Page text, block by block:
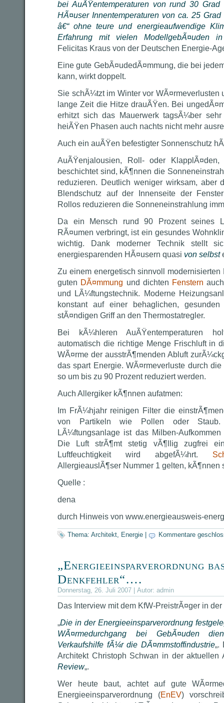
bei AuÃŸentemperaturen von rund 30 Grad
HÃ¤user Innentemperaturen von ca. 25
â€“ ohne teure und energieaufwendige
Erfahrung mit vielen ModellgebÃ¤uden
Felicitas Kraus von der Deutschen Energie-
Eine gute GebÃ¤udedÃ¤mmung, die bei
kann, wirkt doppelt.
Sie schÃ¼tzt im Winter vor WÃ¤rmeverlusten
lange Zeit die Hitze drauÃŸen. Bei
erhitzt sich das Mauerwerk tagsÃ¼ber
heiÃŸen Phasen auch nachts nicht mehr
Auch ein auÃŸen befestigter Sonnenschutz
AuÃŸenjalousien, Roll- oder
beschichtet sind, kÃ¶nnen die
reduzieren. Deutlich weniger wirksam, aber
Blendschutz auf der Innenseite der
Rollos reduzieren die Sonneneinstrahlung
Da ein Mensch rund 90 Prozent seines
RÃ¤umen verbringt, ist ein gesundes
wichtig. Dank moderner Technik stellt
energiesparenden HÃ¤usern quasi von selbst
Zu einem energetisch sinnvoll
guten DÃ¤mmung und dichten Fenstern
und LÃ¼ftungstechnik. Moderne
konstant auf einer behaglichen,
stÃ¤ndigen Griff an den Thermostatregler.
Bei kÃ¼hleren AuÃŸentemperaturen
automatisch die richtige Menge Frischluft in
WÃ¤rme der ausstrÃ¶menden Abluft
das spart Energie. WÃ¤rmeverluste durch
so um bis zu 90 Prozent reduziert werden.
Auch Allergiker kÃ¶nnen aufatmen:
Im FrÃ¼hjahr reinigen Filter die
von Partikeln wie Pollen oder Staub.
LÃ¼ftungsanlage ist das Milben-
Die Luft strÃ¶mt stetig vÃ¶llig zugfrei
Luftfeuchtigkeit wird abgefÃ¼hrt.
AllergieauslÃ¶ser Nummer 1 gelten, kÃ¶nnen
Quelle :
dena
durch Hinweis von www.energieausweis-
Thema: Architekt, Energie Kommentare
„Energieeinsparverordnung
Denkfehler“….
Donnerstag, 26. Juli 2007 | Autor: admin
Das Interview mit dem KfW-PreistrÃ¤ger in der
„Die in der Energieeinsparverordnung
WÃ¤rmedurchgang bei GebÃ¤uden
Verkaufshilfe fÃ¼r die DÃ¤mmstoffindustrie„.
Architekt Christoph Schwan in der aktuellen
Review„.
Wer heute baut, achtet auf gute
Energieeinsparverordnung (EnEV)